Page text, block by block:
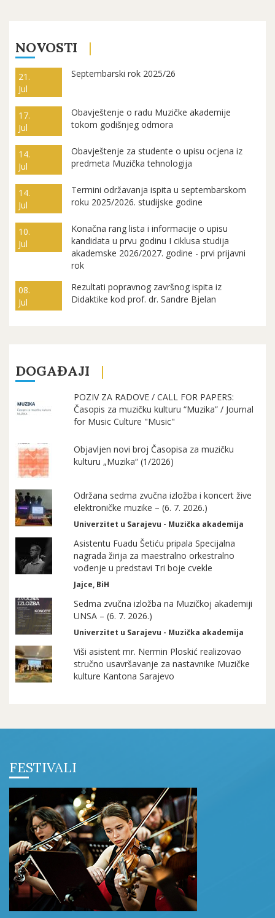
NOVOSTI
21.
Jul
Septembarski rok 2025/26
17.
Jul
Obavještenje o radu Muzičke akademije
tokom godišnjeg odmora
14.
Jul
Obavještenje za studente o upisu ocjena iz
predmeta Muzička tehnologija
14.
Jul
Termini održavanja ispita u septembarskom
roku 2025/2026. studijske godine
10.
Jul
Konačna rang lista i informacije o upisu
kandidata u prvu godinu I ciklusa studija
akademske 2026/2027. godine - prvi prijavni
rok
08.
Jul
Rezultati popravnog završnog ispita iz
Didaktike kod prof. dr. Sandre Bjelan
DOGAĐAJI
POZIV ZA RADOVE / CALL FOR PAPERS:
Časopis za muzičku kulturu “Muzika” / Journal
for Music Culture "Music"
Objavljen novi broj Časopisa za muzičku
kulturu „Muzika“ (1/2026)
Održana sedma zvučna izložba i koncert žive
elektroničke muzike – (6. 7. 2026.)
Univerzitet u Sarajevu - Muzička akademija
Asistentu Fuadu Šetiću pripala Specijalna
nagrada žirija za maestralno orkestralno
vođenje u predstavi Tri boje cvekle
Jajce, BiH
Sedma zvučna izložba na Muzičkoj akademiji
UNSA – (6. 7. 2026.)
Univerzitet u Sarajevu - Muzička akademija
Viši asistent mr. Nermin Ploskić realizovao
stručno usavršavanje za nastavnike Muzičke
kulture Kantona Sarajevo
FESTIVALI